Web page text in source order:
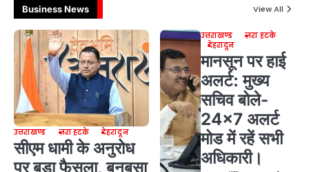
Business News View All
उत्तराखण्ड ज़रा हटके देहरादून
सीएम धामी के अनुरोध
पर बड़ा फैसला, बनबसा
उत्तराखण्ड
ज़रा हटके
देहरादून
मानसून पर हाई
अलर्ट: मुख्य
सचिव बोले-
24×7 अलर्ट
मोड में रहें सभी
अधिकारी।